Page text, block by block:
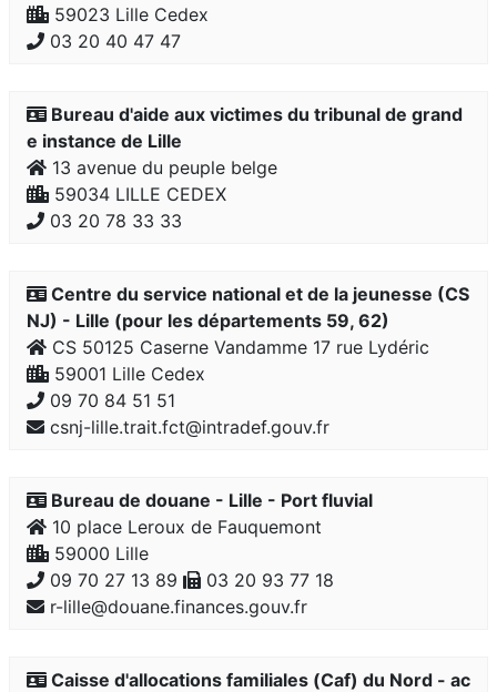
59023 Lille Cedex
03 20 40 47 47
Bureau d'aide aux victimes du tribunal de grand
e instance de Lille
13 avenue du peuple belge
59034 LILLE CEDEX
03 20 78 33 33
Centre du service national et de la jeunesse (CS
NJ) - Lille (pour les départements 59, 62)
CS 50125 Caserne Vandamme 17 rue Lydéric
59001 Lille Cedex
09 70 84 51 51
csnj-lille.trait.fct@intradef.gouv.fr
Bureau de douane - Lille - Port fluvial
10 place Leroux de Fauquemont
59000 Lille
09 70 27 13 89
03 20 93 77 18
r-lille@douane.finances.gouv.fr
Caisse d'allocations familiales (Caf) du Nord - ac